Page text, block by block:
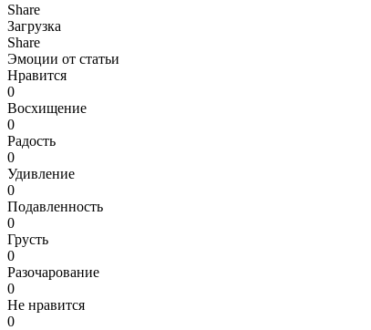
Share
Загрузка
Share
Эмоции от статьи
Нравится
0
Восхищение
0
Радость
0
Удивление
0
Подавленность
0
Грусть
0
Разочарование
0
Не нравится
0